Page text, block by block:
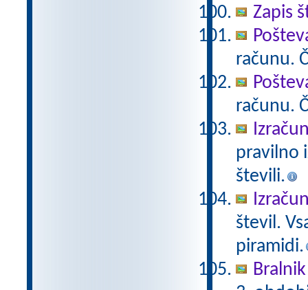
Zapis
računu.
računu.
pravilno
števili.
števil.
piramidi.